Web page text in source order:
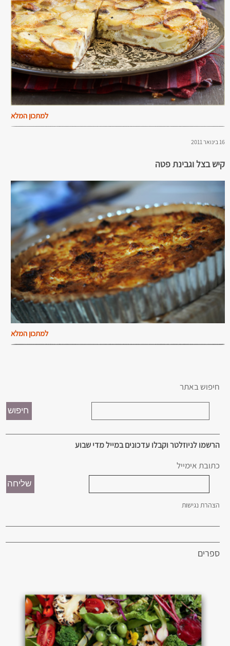
למתכון המלא
16 בינואר 2011
קיש בצל וגבינת פטה
למתכון המלא
חיפוש באתר
הרשמו לניוזלטר וקבלו עדכונים במייל מדי שבוע
כתובת אימייל
הצהרת נגישות
ספרים